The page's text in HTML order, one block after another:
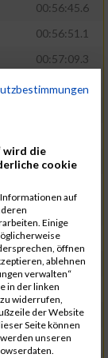
00:56:45.6
00:56:51.1
00:57:09.3
00:57:30.4
01:00:02.3
01:02:12.4
01:02:12.6
01:02:58.1
01:02:58.1
01:02:58.2
wird die
cookie
auf
Einige
öffnen
ablehnen
verwalten“
in der linken
widerrufen,
der Website
Seite können
unseren